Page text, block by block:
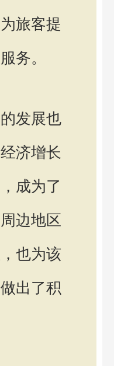
旅客提
务。
发展也
济增长
成为了
边地区
也为该
出了积